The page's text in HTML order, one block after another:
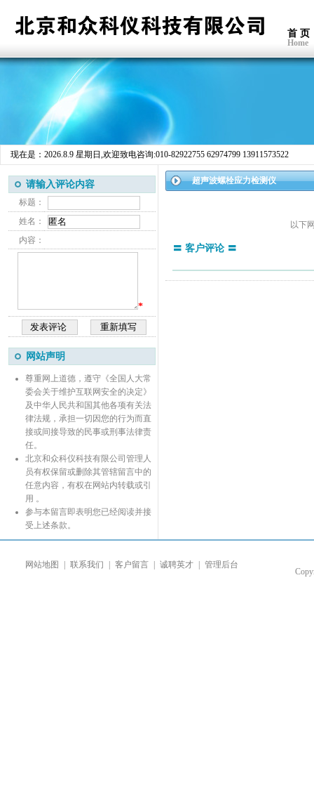
首 页
Home
现在是： 2026.8.9 星期日 ,欢迎致电咨询:010-82922755 62974799 13911573522
请输入评论内容
标题：
姓名：
内容：
*
网站声明
尊重网上道德，遵守《全国人大常
委会关于维护互联网安全的决定》
及中华人民共和国其他各项有关法
律法规，承担一切因您的行为而直
接或间接导致的民事或刑事法律责
任。
北京和众科仪科技有限公司管理人
员有权保留或删除其管辖留言中的
任意内容，有权在网站内转载或引
用 。
参与本留言即表明您已经阅读并接
受上述条款。
超声波螺栓应力检测仪
以下
〓 客户评论 〓
网站地图 联系我们 客户留言 诚聘英才 管理后台